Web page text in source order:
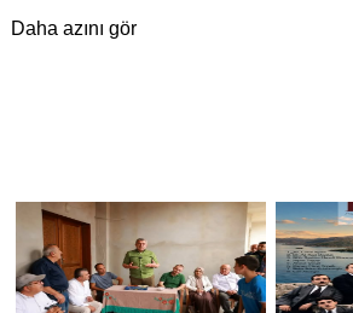
Daha azını gör